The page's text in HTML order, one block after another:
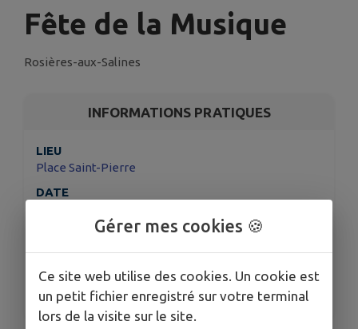
Fête de la Musique
Rosières-aux-Salines
INFORMATIONS PRATIQUES
LIEU
Place Saint-Pierre
DATE
HORAIRES
À partir de 19:00
TARIFS
Entrée libre
Gérer mes cookies 🍪
Ce site web utilise des cookies. Un cookie est
un petit fichier enregistré sur votre terminal
lors de la visite sur le site.